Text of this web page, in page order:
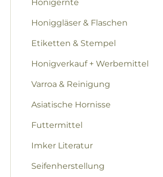
Honigernte
Honiggläser & Flaschen
Etiketten & Stempel
Honigverkauf + Werbemittel
Varroa & Reinigung
Asiatische Hornisse
Futtermittel
Imker Literatur
Seifenherstellung